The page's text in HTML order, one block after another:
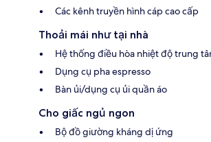
Các kênh truyền hình cáp cao cấp
Thoải mái như tại nhà
Hệ thống điều hòa nhiệt độ trung
Dụng cụ pha espresso
Bàn ủi/dụng cụ ủi quần áo
Cho giấc ngủ ngon
Bộ đồ giường kháng dị ứng